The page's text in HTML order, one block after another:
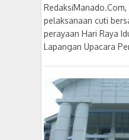
pelaksanaan cuti
perayaan Hari Raya
Lapangan Upacara